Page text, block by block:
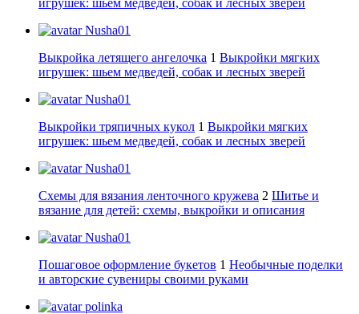
Nusha01
Выкройка летящего ангелочка 1 Выкройки мягких
игрушек: шьем медведей, собак и лесных зверей
Nusha01
Выкройки тряпичных кукол 1 Выкройки мягких
игрушек: шьем медведей, собак и лесных зверей
Nusha01
Схемы для вязания ленточного кружева 2 Шитье и
вязание для детей: схемы, выкройки и описания
Nusha01
Пошаговое оформление букетов 1 Необычные поделки
и авторские сувениры своими руками
polinka